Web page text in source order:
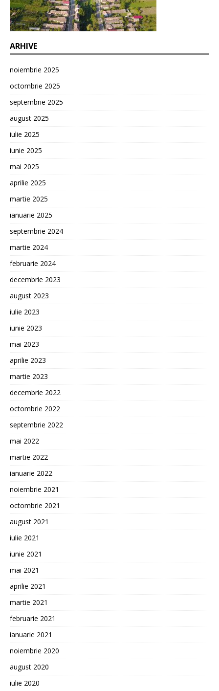
ARHIVE
noiembrie 2025
octombrie 2025
septembrie 2025
august 2025
iulie 2025
iunie 2025
mai 2025
aprilie 2025
martie 2025
ianuarie 2025
septembrie 2024
martie 2024
februarie 2024
decembrie 2023
august 2023
iulie 2023
iunie 2023
mai 2023
aprilie 2023
martie 2023
decembrie 2022
octombrie 2022
septembrie 2022
mai 2022
martie 2022
ianuarie 2022
noiembrie 2021
octombrie 2021
august 2021
iulie 2021
iunie 2021
mai 2021
aprilie 2021
martie 2021
februarie 2021
ianuarie 2021
noiembrie 2020
august 2020
iulie 2020